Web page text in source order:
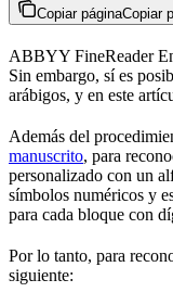
Copiar páginaCopiar
ABBYY FineReader
Sin embargo, sí es
arábigos, y en este
Además del
manuscrito, para
personalizado con un
símbolos numéricos y
para cada bloque con
Por lo tanto, para
siguiente: